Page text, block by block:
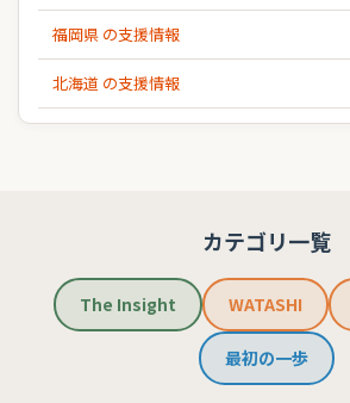
福岡県 の支援情報
北海道 の支援情報
カテゴリ一覧
The Insight WATASHI
最初の一歩